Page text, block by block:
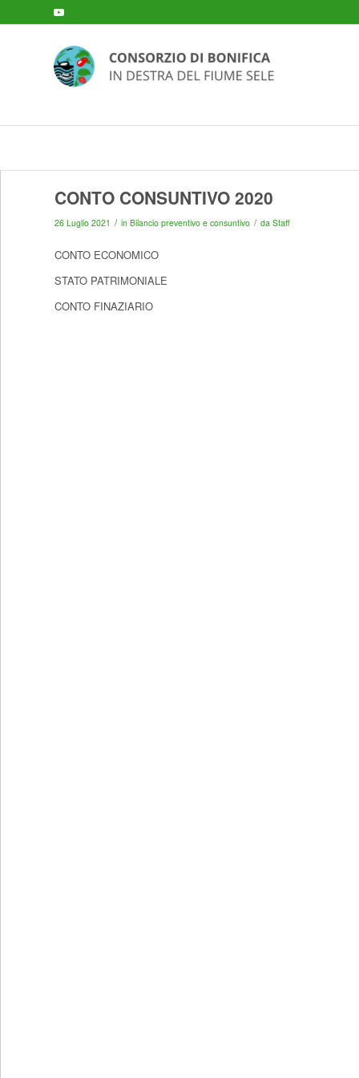
CONTO CONSUNTIVO 2020
26 Luglio 2021 / in Bilancio preventivo e consuntivo / da Staff
CONTO ECONOMICO
STATO PATRIMONIALE
CONTO FINAZIARIO